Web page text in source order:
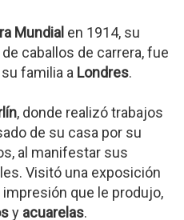
Mundial en 1914, su
caballos de carrera, fue
familia a Londres.
, donde realizó trabajos
de su casa por su
al manifestar sus
Visitó una exposición
que le produjo,
y acuarelas.